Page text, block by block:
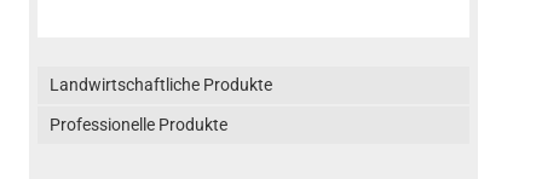
Landwirtschaftliche Produkte
Professionelle Produkte